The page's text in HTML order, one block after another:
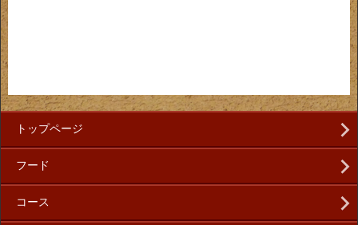
トップページ
フード
コース